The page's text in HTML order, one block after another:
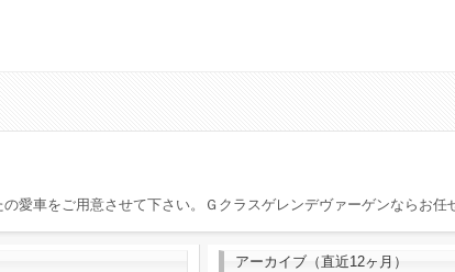
の愛車をご用意させて下さい。Ｇクラスゲレンデヴァーゲンならお任
アーカイブ（直近12ヶ月）